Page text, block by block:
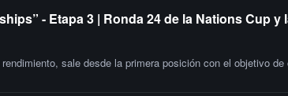
- Etapa 3 | Ronda 24 de la Nations Cup
sale desde la primera posición con el objetivo